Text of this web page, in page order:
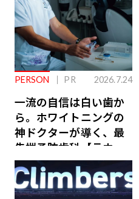
PERSON PR 2026.7.24
一流の自信は白い歯か
ら。ホワイトニングの
神ドクターが導く、最
先端予防歯科【ラウン
ジ会員特典あり】